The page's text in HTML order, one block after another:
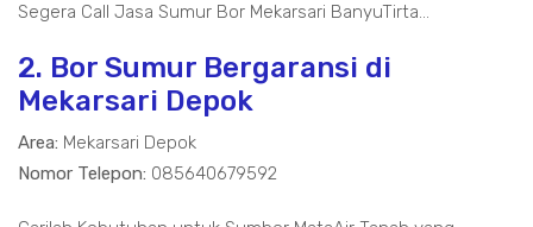
Segera Call Jasa Sumur Bor Mekarsari BanyuTirta...
2. Bor Sumur Bergaransi di
Mekarsari Depok
Area: Mekarsari Depok
Nomor Telepon: 085640679592